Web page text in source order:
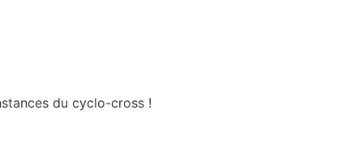
du cyclo-cross !